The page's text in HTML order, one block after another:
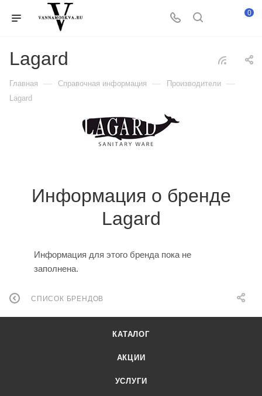
0
Lagard
Главная — Справочная информация — Производители —
Lagard
Информация о бренде
Lagard
Информация для этого бренда пока не
заполнена.
СПИСОК БРЕНДОВ
КАТАЛОГ
АКЦИИ
УСЛУГИ